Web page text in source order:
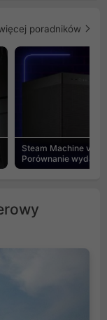
poradników
Steam Machine vs
Porównanie